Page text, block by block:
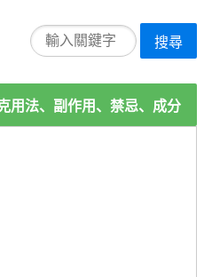
搜尋
用法、副作用、禁忌、成分